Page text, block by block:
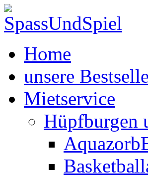
Home
unsere
Mietservice
Hüpfburgen